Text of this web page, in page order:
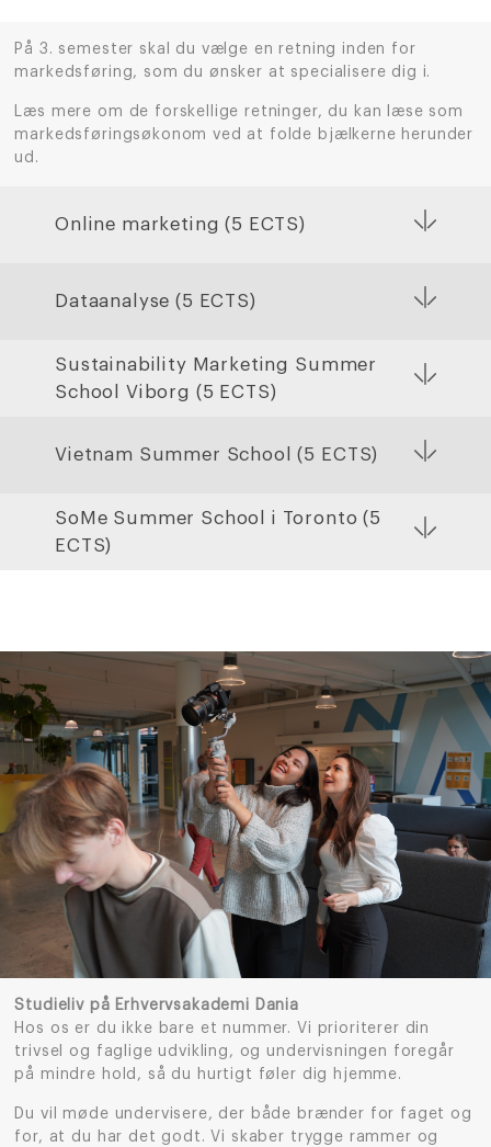
På 3. semester skal du vælge en retning inden for
markedsføring, som du ønsker at specialisere dig i.
Læs mere om de forskellige retninger, du kan læse som
markedsføringsøkonom ved at folde bjælkerne herunder
ud.
Online marketing (5 ECTS)
Dataanalyse (5 ECTS)
Sustainability Marketing Summer
School Viborg (5 ECTS)
Vietnam Summer School (5 ECTS)
SoMe Summer School i Toronto (5
ECTS)
Studieliv på Erhvervsakademi Dania
Hos os er du ikke bare et nummer. Vi prioriterer din
trivsel og faglige udvikling, og undervisningen foregår
på mindre hold, så du hurtigt føler dig hjemme.
Du vil møde undervisere, der både brænder for faget og
for, at du har det godt. Vi skaber trygge rammer og